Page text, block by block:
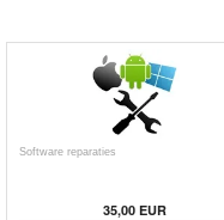
Software reparaties
35,00 EUR